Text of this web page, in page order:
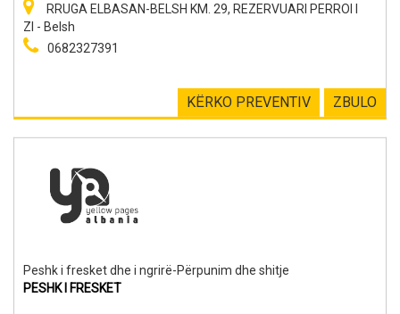
RRUGA ELBASAN-BELSH KM. 29, REZERVUARI PERROI I
ZI - Belsh
0682327391
ZBULO
KËRKO PREVENTIV
Peshk i fresket dhe i ngrirë-Përpunim dhe shitje
PESHK I FRESKET